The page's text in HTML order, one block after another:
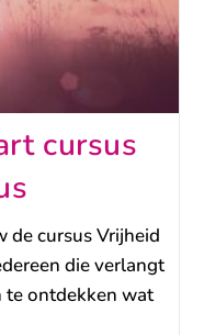
cursus
de cursus Vrijheid
die verlangt
te ontdekken wat